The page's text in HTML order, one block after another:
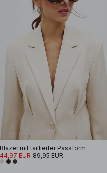
Blazer mit taillierter Passform
44,97 EUR 89,95 EUR